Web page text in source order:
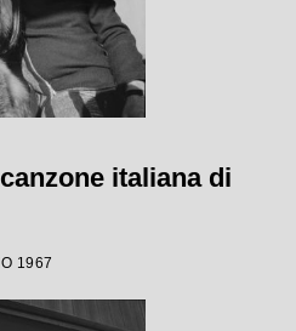
italiana di
1967